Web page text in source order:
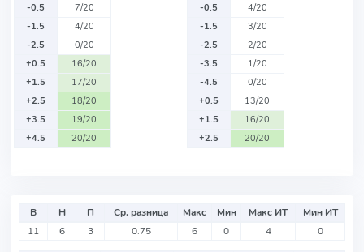
-0.5
7/20
-1.5
4/20
-2.5
0/20
+0.5
16/20
+1.5
17/20
+2.5
18/20
+3.5
19/20
+4.5
20/20
-0.5
4/20
-1.5
3/20
-2.5
2/20
-3.5
1/20
-4.5
0/20
+0.5
13/20
+1.5
16/20
+2.5
20/20
В Н П Ср. разница Макс Мин Макс ИТ
Мин ИТ
11
6 3 0.75 6 0 4 0